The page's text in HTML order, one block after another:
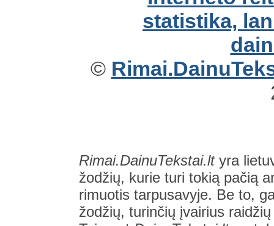
©
Rimai.DainuTekstai.ltyra
žodžių, kurie turi tokią pačią
rimuotis tarpusavyje. Be to,
žodžių, turinčių įvairius